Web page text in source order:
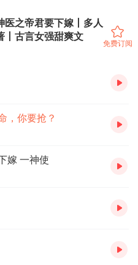
医之帝君要下嫁丨多人
丨古言女强甜爽文
免费订阅
，你要抢？
嫁 一神使